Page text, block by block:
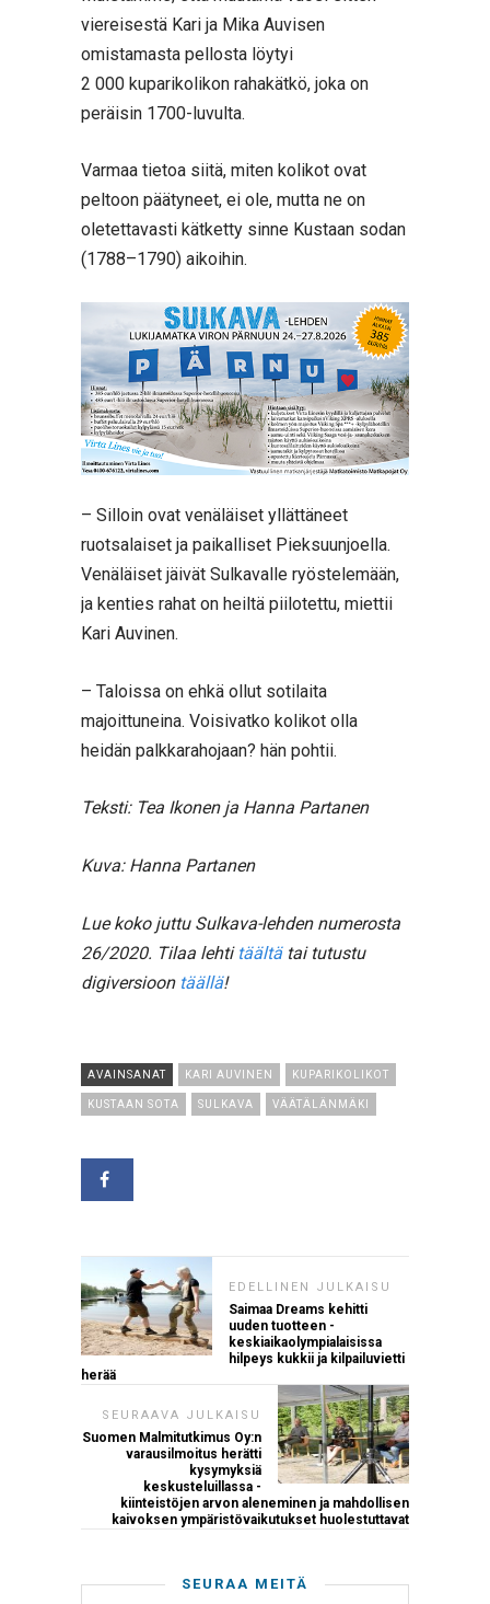
viereisestä Kari ja Mika Auvisen
omistamasta pellosta löytyi
2 000 kuparikolikon rahakätkö, joka on
peräisin 1700-luvulta.
Varmaa tietoa siitä, miten kolikot ovat
peltoon päätyneet, ei ole, mutta ne on
oletettavasti kätketty sinne Kustaan sodan
(1788–1790) aikoihin.
– Silloin ovat venäläiset yllättäneet
ruotsalaiset ja paikalliset Pieksuunjoella.
Venäläiset jäivät Sulkavalle ryöstelemään,
ja kenties rahat on heiltä piilotettu, miettii
Kari Auvinen.
– Taloissa on ehkä ollut sotilaita
majoittuneina. Voisivatko kolikot olla
heidän palkkarahojaan? hän pohtii.
Teksti: Tea Ikonen ja Hanna Partanen
Kuva: Hanna Partanen
Lue koko juttu Sulkava-lehden numerosta
26/2020. Tilaa lehti täältätai tutustu
digiversioon täällä!
AVAINSANAT KARI AUVINEN KUPARIKOLIKOT
KUSTAAN SOTA SULKAVA VÄÄTÄLÄNMÄKI
EDELLINEN JULKAISU
Saimaa Dreams kehitti
uuden tuotteen -
keskiaikaolympialaisissa
hilpeys kukkii ja kilpailuvietti
herää
SEURAAVA JULKAISU
Suomen Malmitutkimus Oy:n
varausilmoitus herätti
kysymyksiä
keskusteluillassa -
kiinteistöjen arvon aleneminen ja mahdollisen
kaivoksen ympäristövaikutukset huolestuttavat
SEURAA MEITÄ